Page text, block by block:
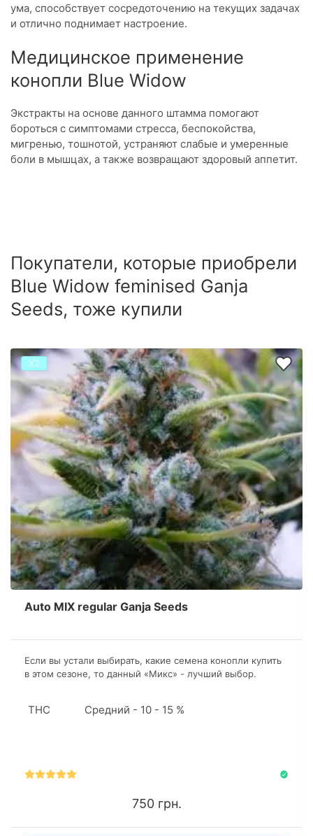
ума, способствует сосредоточению на текущих задачах
и отлично поднимает настроение.
Медицинское применение
конопли Blue Widow
Экстракты на основе данного штамма помогают
бороться с симптомами стресса, беспокойства,
мигренью, тошнотой, устраняют слабые и умеренные
боли в мышцах, а также возвращают здоровый аппетит.
Покупатели, которые приобрели
Blue Widow feminised Ganja
Seeds, тоже купили
Х2
Auto MIX regular Ganja Seeds
Если вы устали выбирать, какие семена конопли купить
в этом сезоне, то данный «Микс» - лучший выбор.
имеющийся опыт, а начинающий ботаник проверит свои
THC Средний - 10 - 15 %
750 грн.